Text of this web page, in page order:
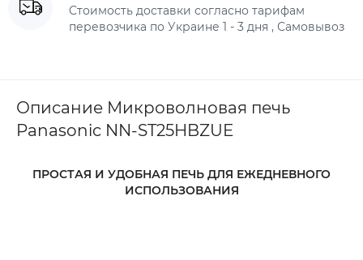
Стоимость доставки согласно тарифам
перевозчика по Украине 1 - 3 дня , Самовывоз
Описание Микроволновая печь
Panasonic NN-ST25HBZUE
ПРОСТАЯ И УДОБНАЯ ПЕЧЬ ДЛЯ ЕЖЕДНЕВНОГО
ИСПОЛЬЗОВАНИЯ